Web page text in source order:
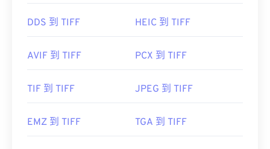
DDS 到 TIFF HEIC 到 TIFF
AVIF 到 TIFF PCX 到 TIFF
TIF 到 TIFF JPEG 到 TIFF
EMZ 到 TIFF TGA 到 TIFF